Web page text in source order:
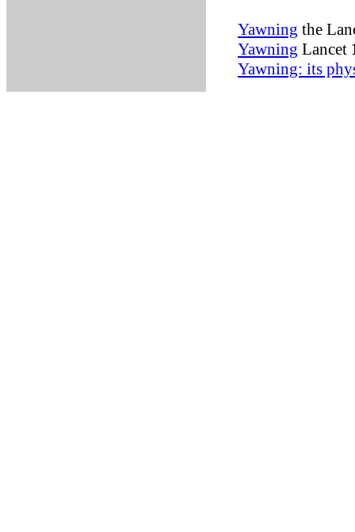
Yawning the
Yawning Lancet
Yawning: its